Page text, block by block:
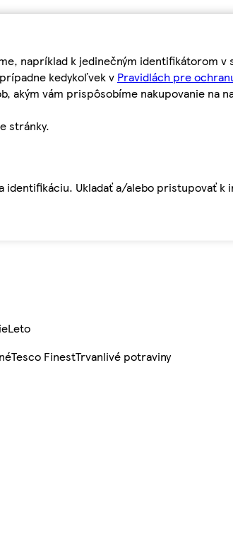
napríklad k jedinečným identifikátorom
kedykoľvek v Pravidlách pre
akým vám prispôsobíme nakupovanie na
stránky.
Ukladať a/alebo pristupovať k
Leto
Tesco FinestTrvanlivé potraviny